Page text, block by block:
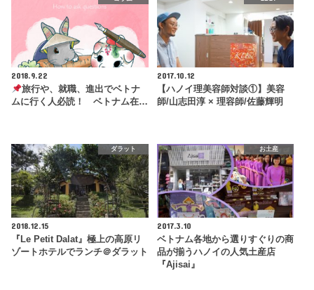
2018.9.22
旅行や、就職、進出でベトナ
ムに行く人必読！ ベトナム在…
2017.10.12
【ハノイ理美容師対談①】美容
師/山志田淳 × 理容師/佐藤輝明
ダラット
2018.12.15
『Le Petit Dalat』極上の高原リ
ゾートホテルでランチ＠ダラット
お土産
2017.3.10
ベトナム各地から選りすぐりの商
品が揃うハノイの人気土産店
『Ajisai』